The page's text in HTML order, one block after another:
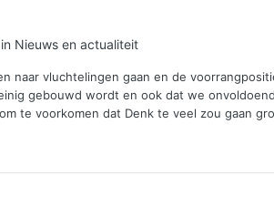
in Nieuws en actualiteit
naar vluchtelingen gaan en de
gebouwd wordt en ook dat we
te voorkomen dat Denk te veel zou gaan